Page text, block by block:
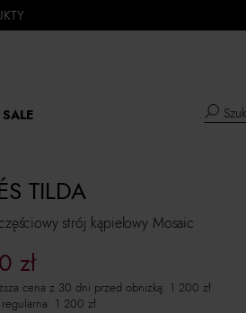
strój kąpielowy Mosaic
TILDA
zł
cena z 30 dni przed obniżką: 1 200 zł
1 200 zł